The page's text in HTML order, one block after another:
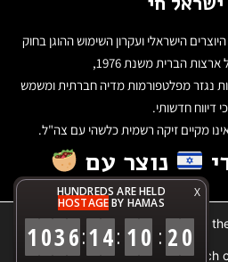
X
HUNDREDS ARE HELD
HOSTAGEBY HAMAS
1036:14: 10 : 20
זכויות היוצרים הישראלי ועקרון השימוש ההוגן בחוק
הברית משנת 1976,
נגזר מפלטפורמות מדיה חברתית ומשמש
דיווח חדשותי.
מקיים זיקה רשמית כלשהי עם צה"ל.
נוצר עם
We are using cookies to give you
website.
You can find out more about which